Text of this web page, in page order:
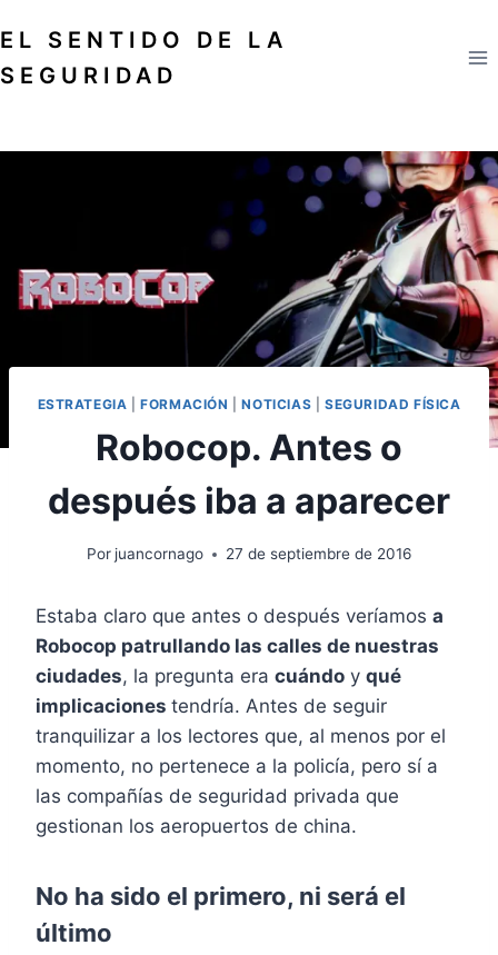
al
contenido
EL SENTIDO DE LA
SEGURIDAD
ESTRATEGIA |FORMACIÓN |NOTICIAS SEGURIDAD FÍSICA
Robocop. Antes o
después iba a aparecer
Por juancornago 27 de septiembre de 2016
Estaba claro que antes o después veríamos a
Robocop patrullando las calles de nuestras
ciudades, la pregunta era cuándo y qué
implicaciones tendría. Antes de seguir
tranquilizar a los lectores que, al menos por el
momento, no pertenece a la policía, pero sí a
las compañías de seguridad privada que
gestionan los aeropuertos de china.
No ha sido el primero, ni será el
último